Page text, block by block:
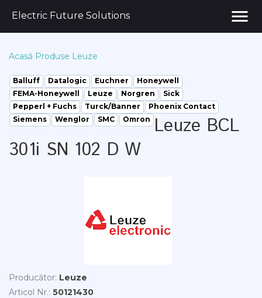
Electric Future Solutions menu
Acasă Produse Leuze
Balluff Datalogic Euchner
Honeywell
FEMA-Honeywell
Leuze Norgren
Sick
Pepperl + Fuchs
Turck/Banner
Phoenix Contact
Siemens
Wenglor SMC Omron
Leuze BCL
301i SN 102 D W
Producător: Leuze
Articol Nr.: 50121430